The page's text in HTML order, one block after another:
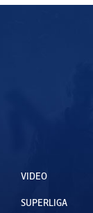
VIDEO
SUPERLIGA